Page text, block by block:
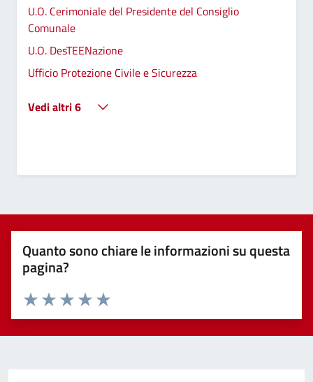
U.O. Cerimoniale del Presidente del Consiglio
Comunale
U.O. DesTEENazione
Ufficio Protezione Civile e Sicurezza
Vedi altri 6
Quanto sono chiare le informazioni su questa
pagina?
Valuta 5 stelle su 5
Valuta 4 stelle su 5
Valuta 3 stelle su 5
Valuta 2 stelle su 5
Valuta 1 stelle su 5